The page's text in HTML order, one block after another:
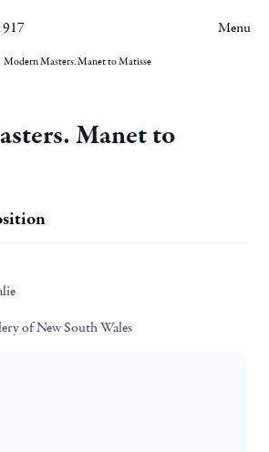
Menu
Modern Masters. Manet to Matisse
Manet to
of New South Wales